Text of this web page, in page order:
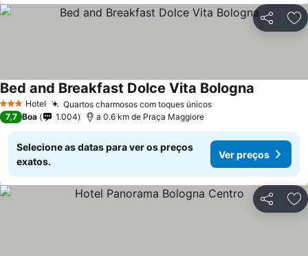
Partilhar
3 EstrelasHotel Quartos charmosos com toques únicos
Bed and Breakfast Dolce Vita Bologna
7,7 Boa 1.004 a 0.6 km de Praça Maggiore
Selecione as datas para ver os preços
exatos.
Ver preços
Partilhar